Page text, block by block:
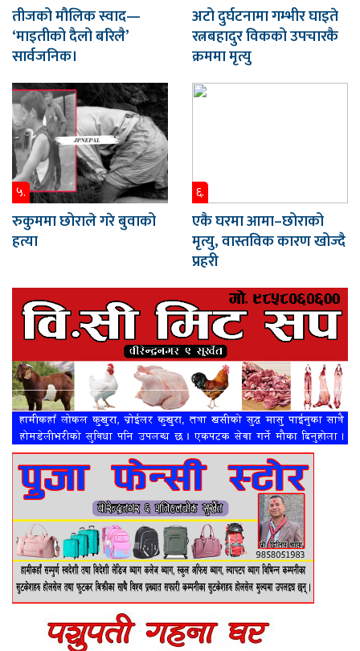
तीजको मौलिक स्वाद—
‘माइतीको दैलो बरिलै’
सार्वजनिक।
अटो दुर्घटनामा गम्भीर घाइते
रत्नबहादुर विकको उपचारकै
क्रममा मृत्यु
५.
रुकुममा छोराले गरे बुवाको
हत्या
६.
एकै घरमा आमा–छोराको
मृत्यु, वास्तविक कारण खोज्दै
प्रहरी